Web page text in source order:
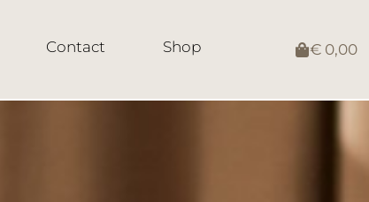
Contact Shop €0,00